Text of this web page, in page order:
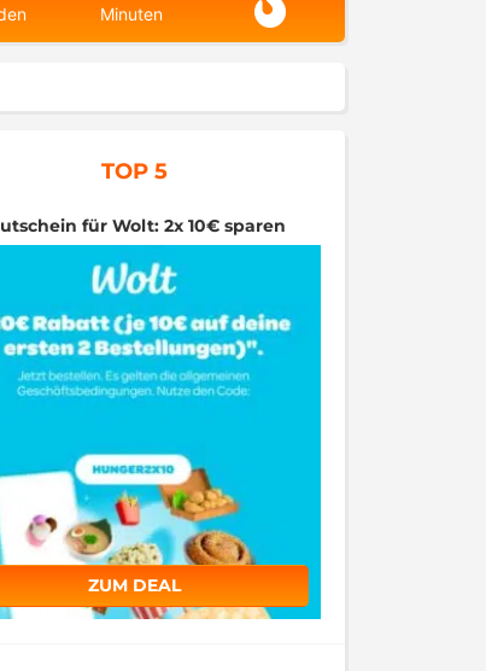
Minuten
TOP 5
für Wolt: 2x 10€ sparen
ZUM DEAL